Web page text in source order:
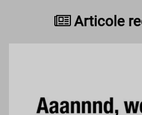
Articole